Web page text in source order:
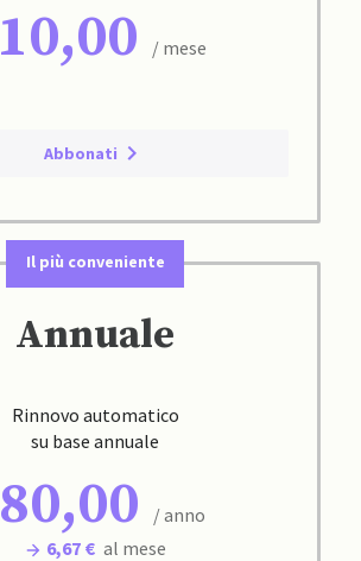
10,00 / mese
Abbonati
Il più conveniente
Annuale
Rinnovo automatico
su base annuale
80,00
/ anno
6,67 € al mese